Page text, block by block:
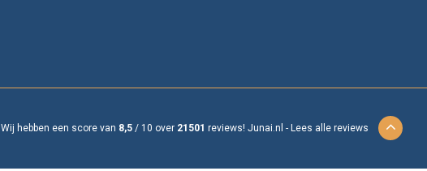
Wij hebben een score van 8,5 / 10 over 21501 reviews! Junai.nl - Lees alle reviews